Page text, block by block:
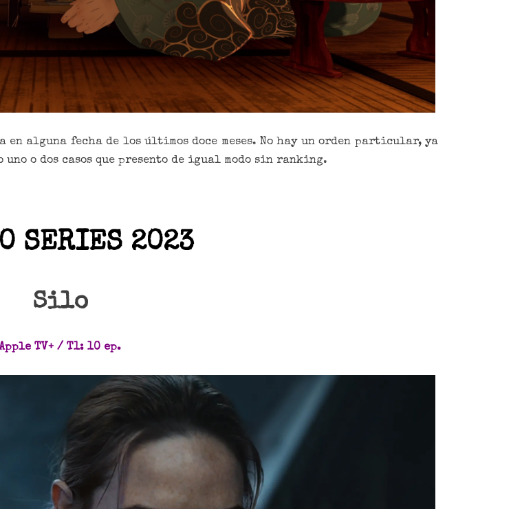
alguna fecha de los últimos doce meses. No hay un orden particular, ya
o dos casos que presento de igual modo sin ranking.
SERIES 2023
Silo
TV+ / T1: 10 ep.